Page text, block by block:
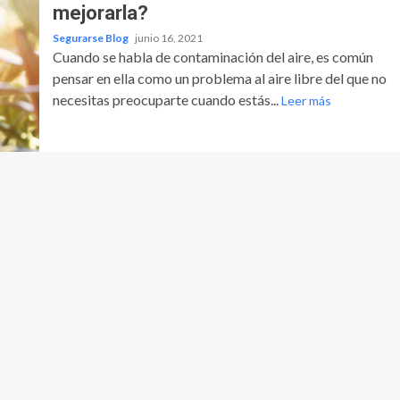
mejorarla?
Segurarse Blog junio 16, 2021
Cuando se habla de contaminación del aire, es común
pensar en ella como un problema al aire libre del que no
necesitas preocuparte cuando estás... Leer más